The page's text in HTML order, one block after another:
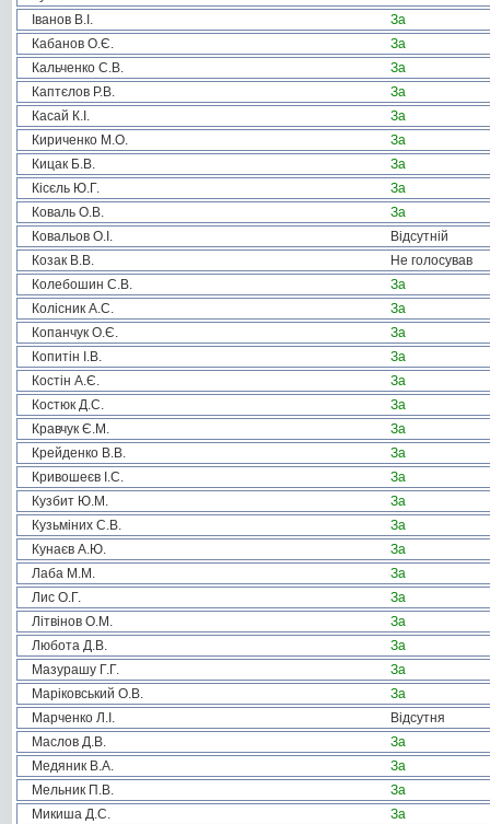
Іванов В.І.
За
Кабанов О.Є.
За
Кальченко С.В.
За
Каптєлов Р.В.
За
Касай К.І.
За
Кириченко М.О.
За
Кицак Б.В.
За
Кісєль Ю.Г.
За
Коваль О.В.
За
Ковальов О.І.
Відсутній
Козак В.В.
Не голосував
Колебошин С.В.
За
Колісник А.С.
За
Копанчук О.Є.
За
Копитін І.В.
За
Костін А.Є.
За
Костюк Д.С.
За
Кравчук Є.М.
За
Крейденко В.В.
За
Кривошеєв І.С.
За
Кузбит Ю.М.
За
Кузьміних С.В.
За
Кунаєв А.Ю.
За
Лаба М.М.
За
Лис О.Г.
За
Літвінов О.М.
За
Любота Д.В.
За
Мазурашу Г.Г.
За
Маріковський О.В.
За
Марченко Л.І.
Відсутня
Маслов Д.В.
За
Медяник В.А.
За
Мельник П.В.
За
Микиша Д.С.
За